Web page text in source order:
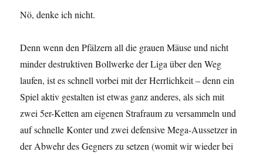
Nö, denke ich nicht.
Denn wenn den Pfälzern all die grauen Mäuse und nicht
minder destruktiven Bollwerke der Liga über den Weg
laufen, ist es schnell vorbei mit der Herrlichkeit – denn ein
Spiel aktiv gestalten ist etwas ganz anderes, als sich mit
zwei 5er-Ketten am eigenen Strafraum zu versammeln und
auf schnelle Konter und zwei defensive Mega-Aussetzer in
der Abwehr des Gegners zu setzen (womit wir wieder bei